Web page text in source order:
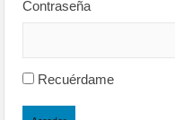
Contraseña
Recuérdame